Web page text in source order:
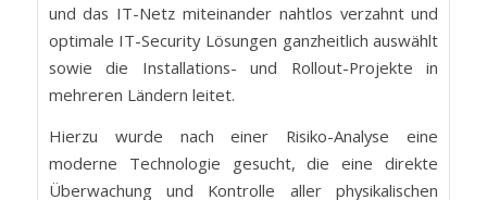
und das IT-Netz miteinander nahtlos verzahnt und
optimale IT-Security Lösungen ganzheitlich auswählt
sowie die Installations- und Rollout-Projekte in
mehreren Ländern leitet.
Hierzu wurde nach einer Risiko-Analyse eine
moderne Technologie gesucht, die eine direkte
Überwachung und Kontrolle aller physikalischen